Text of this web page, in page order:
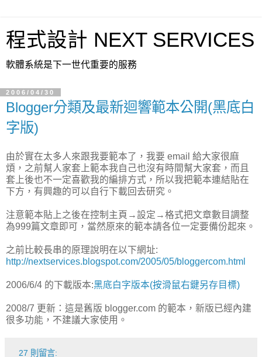
程式設計 NEXT SERVICES
軟體系統是下一世代重要的服務
2006/04/30
Blogger分類及最新迴響範本公開(黑底白
字版)
由於實在太多人來跟我要範本了，我要 email 給大家很麻
煩，之前幫人家套上範本我自己也沒有時間幫大家套，而且
套上後也不一定喜歡我的編排方式，所以我把範本連結貼在
下方，有興趣的可以自行下載回去研究。
注意範本貼上之後在控制主頁→設定→格式把文章數目調整
為999篇文章即可，當然原來的範本請各位一定要備份起來。
之前比較長串的原理說明在以下網址:
http://nextservices.blogspot.com/2005/05/bloggercom.html
2006/6/4 的下載版本:黑底白字版本(按滑鼠右鍵另存目標)
2008/7 更新：這是舊版 blogger.com 的範本，新版已經內建
很多功能，不建議大家使用。
27 則留言: